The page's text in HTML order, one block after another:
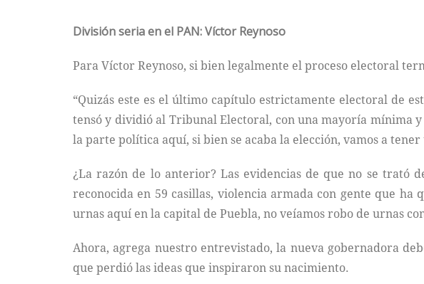
División seria en el PAN: Víctor Reynoso
Para Víctor Reynoso, si bien legalmente el proceso electoral
“Quizás este es el último capítulo estrictamente electoral de
tensó y dividió al Tribunal Electoral, con una mayoría mínima
la parte política aquí, si bien se acaba la elección, vamos a
¿La razón de lo anterior? Las evidencias de que no se trató
reconocida en 59 casillas, violencia armada con gente que
urnas aquí en la capital de Puebla, no veíamos robo de urnas
Ahora, agrega nuestro entrevistado, la nueva gobernadora
que perdió las ideas que inspiraron su nacimiento.